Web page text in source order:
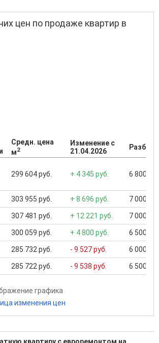
цен по продаже квартир в
Средн. цена
м2
Изменение с
21.04.2026
299 604 руб. + 4 345 руб. 6 800
303 955 руб. + 8 696 руб. 7 000
307 481 руб. + 12 221 руб. 7 000
300 059 руб. + 4 800 руб. 6 500
285 732 руб. - 9 527 руб. 6 000
285 722 руб. - 9 538 руб. 6 500
графика
изменения цен
квартиру с евроремонтом на